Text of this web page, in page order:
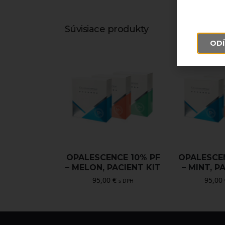
Súvisiace produkty
OPALESCENCE 10% PF
– MELON, PACIENT KIT
95,00€ s DPH
– MINT,
95,00